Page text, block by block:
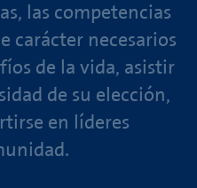
las competencias
carácter necesarios
de la vida, asistir
de su elección,
en líderes